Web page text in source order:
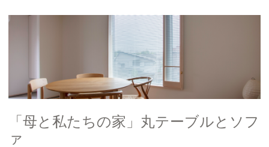
「母と私たちの家」丸テーブルとソフ
ァ